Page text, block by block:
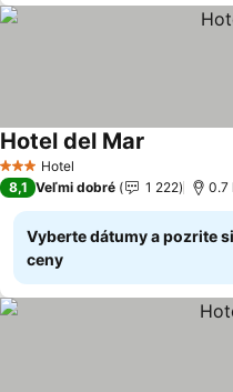
3 Počet hviezdičiek
Hotel
Hotel del Mar
8,1 Veľmi dobré 1 222 0.7
Vyberte dátumy a pozrite
ceny